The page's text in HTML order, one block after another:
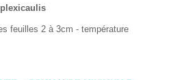
feuilles 2 à 3cm - température